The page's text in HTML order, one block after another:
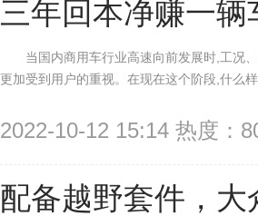
三年回本净赚一
当国内商用车行业高速向前发展时,工况
更加受到用户的重视。在现在这个阶段,什么
2022-10-12 15:14 热度：
配备越野套件，大